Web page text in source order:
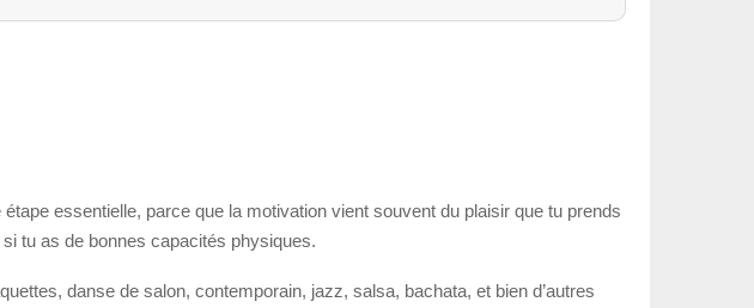
essentielle, parce que la motivation vient souvent du plaisir que tu prends
tu as de bonnes capacités physiques.
danse de salon, contemporain, jazz, salsa, bachata, et bien d’autres